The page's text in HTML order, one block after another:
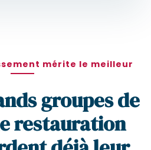
mérite le meilleur
groupes de
restauration